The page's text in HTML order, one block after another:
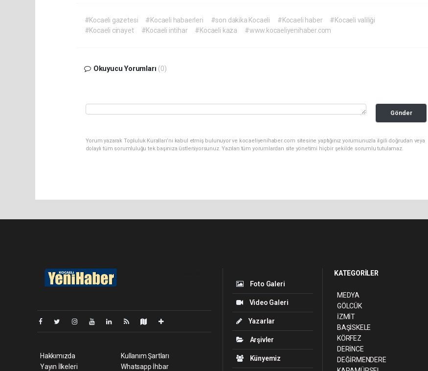
#Kocaeli gazetesi #Kocaeli habaerleri #son dakika Kocaeli #Kocaeli haber
#Kocaeli valiliği
#Kocaeli cinayet
#Kocaeli intihar #Kocaeli kaza #www.kocaeliyenihaber.com
Okuyucu Yorumları (0)
Gönder
Yorum yazarak Topluluk Kuralları’nı kabul etmiş bulunuyor ve kocaeliyenihaber.com sitesine yaptığınız yorumunuzla ilgili doğrudan veya
dolaylı tüm sorumluluğu tek başınıza üstleniyorsunuz. Yazılan tüm yorumlardan site yönetimi hiçbir şekilde sorumlu tutulamaz.
Hakkımızda
Yayın İlkeleri
Kullanım Şartları
Whatsapp İhbar
Foto Galeri
Video Galeri
Yazarlar
Arşivler
Künyemiz
KATEGORİLER
MEDYA
GÖLCÜK
İZMİT
BAŞİSKELE
KÖRFEZ
DERİNCE
DEĞİRMENDERE